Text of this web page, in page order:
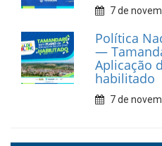
9 de
Prefeitura
reforça
7 de